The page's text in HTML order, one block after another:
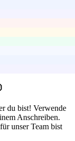
du bist! Verwende
Anschreiben.
unser Team bist